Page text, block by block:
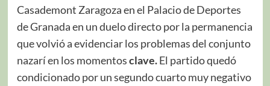
Casademont Zaragoza en el Palacio de Deportes
de Granada en un duelo directo por la permanencia
que volvió a evidenciar los problemas del conjunto
nazarí en los momentosclave.El partido quedó
condicionado por un segundo cuarto muy negativo